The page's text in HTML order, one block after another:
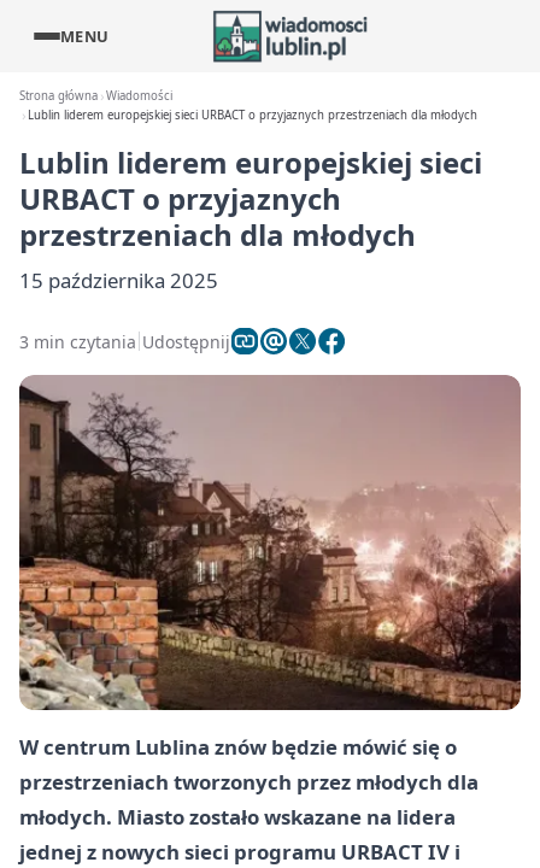
MENU
Strona główna Wiadomości
Lublin liderem europejskiej sieci URBACT o przyjaznych przestrzeniach dla młodych
Lublin liderem europejskiej sieci
URBACT o przyjaznych
przestrzeniach dla młodych
15 października 2025
3 min czytania Udostępnij
W centrum Lublina znów będzie mówić się o
przestrzeniach tworzonych przez młodych dla
młodych. Miasto zostało wskazane na lidera
jednej z nowych sieci programu URBACT IV i